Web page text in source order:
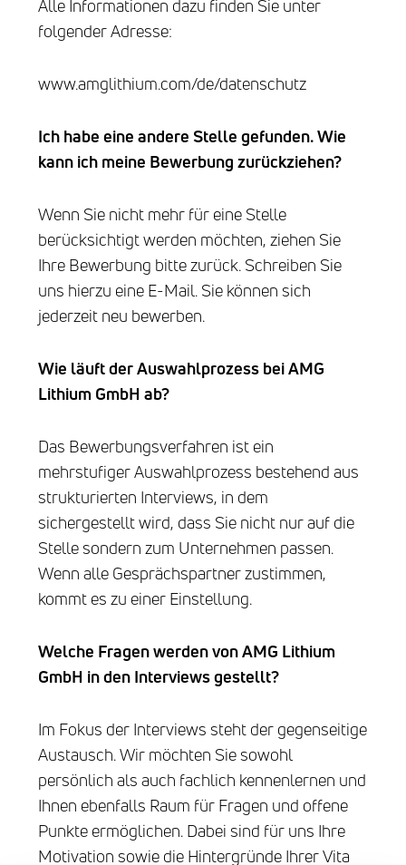
Alle Informationen dazu finden Sie unter
folgender Adresse:
www.amglithium.com/de/datenschutz
Ich habe eine andere Stelle gefunden. Wie
kann ich meine Bewerbung zurückziehen?
Wenn Sie nicht mehr für eine Stelle
berücksichtigt werden möchten, ziehen Sie
Ihre Bewerbung bitte zurück. Schreiben Sie
uns hierzu eine E-Mail. Sie können sich
jederzeit neu bewerben.
Wie läuft der Auswahlprozess bei AMG
Lithium GmbH ab?
Das Bewerbungsverfahren ist ein
mehrstufiger Auswahlprozess bestehend aus
strukturierten Interviews, in dem
sichergestellt wird, dass Sie nicht nur auf die
Stelle sondern zum Unternehmen passen.
Wenn alle Gesprächspartner zustimmen,
kommt es zu einer Einstellung.
Welche Fragen werden von AMG Lithium
GmbH in den Interviews gestellt?
Im Fokus der Interviews steht der gegenseitige
Austausch. Wir möchten Sie sowohl
persönlich als auch fachlich kennenlernen und
Ihnen ebenfalls Raum für Fragen und offene
Punkte ermöglichen. Dabei sind für uns Ihre
Motivation sowie die Hintergründe Ihrer Vita